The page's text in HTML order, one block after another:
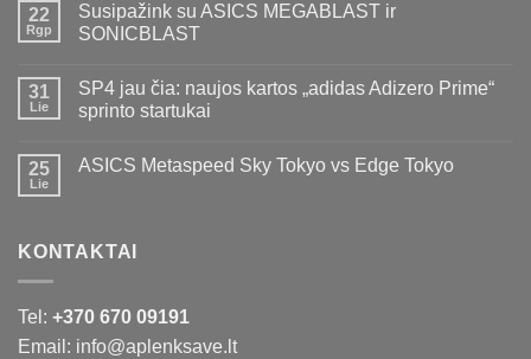
22
Rgp
Susipažink su ASICS MEGABLAST ir
SONICBLAST
31
Lie
SP4 jau čia: naujos kartos „adidas Adizero Prime“
sprinto startukai
25
Lie
ASICS Metaspeed Sky Tokyo vs Edge Tokyo
KONTAKTAI
Tel: +370 670 09191
Email: info@aplenksave.lt